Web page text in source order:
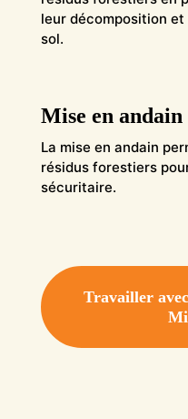
leur décomposition
sol.
Mise en andain
La mise en andain
résidus forestiers
sécuritaire.
Travailler